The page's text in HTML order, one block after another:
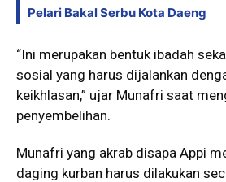
Pelari Bakal Serbu Kota Daeng
“Ini merupakan bentuk ibadah
sosial yang harus dijalankan
keikhlasan,” ujar Munafri saat
penyembelihan.
Munafri yang akrab disapa Appi
daging kurban harus dilakukan